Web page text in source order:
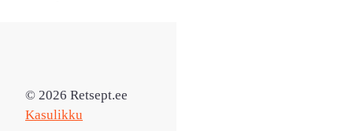
© 2026 Retsept.ee
Kasulikku